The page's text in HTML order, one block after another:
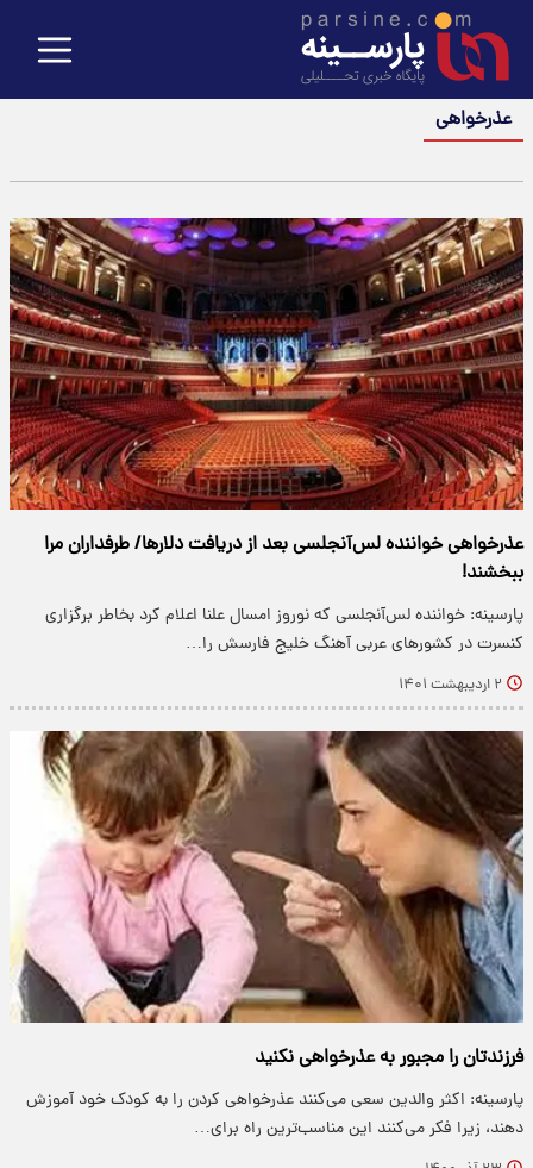
عذرخواهی
عذرخواهی خواننده لس‌آنجلسی بعد از دریافت دلارها/ طرفداران مرا
ببخشند!
پارسینه: خواننده لس‌آنجلسی که نوروز امسال علنا اعلام کرد بخاطر برگزاری
کنسرت در کشورهای عربی آهنگ خلیج فارسش را…
۲ اردیبهشت ۱۴۰۱
فرزندتان را مجبور به عذرخواهی نکنید
پارسینه: اکثر والدین سعی می‌کنند عذرخواهی کردن را به کودک خود آموزش
دهند، زیرا فکر می‌کنند این مناسب‌ترین راه برای…